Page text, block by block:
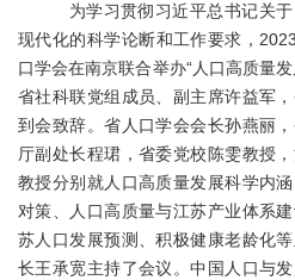
为学习贯彻习近平总书记关
现代化的科学论断和工作要求，
口学会在南京联合举办“人口高质量
省社科联党组成员、副主席许益军
到会致辞。省人口学会会长孙燕丽
厅副处长程珺，省委党校陈雯教授
教授分别就人口高质量发展科学内
对策、人口高质量与江苏产业体系
苏人口发展预测、积极健康老龄化
长王承宽主持了会议。中国人口与